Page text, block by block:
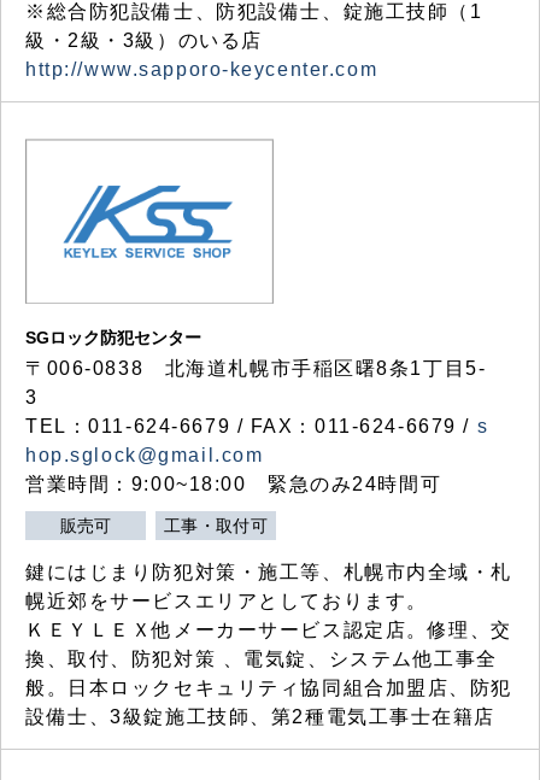
※総合防犯設備士、防犯設備士、錠施工技師（1
級・2級・3級）のいる店
http://www.sapporo-keycenter.com
SGロック防犯センター
〒006-0838 北海道札幌市手稲区曙8条1丁目5-
3
TEL：011-624-6679 / FAX：011-624-6679 / s
hop.sglock@gmail.com
営業時間：9:00~18:00 緊急のみ24時間可
販売可 工事・取付可
鍵にはじまり防犯対策・施工等、札幌市内全域・札
幌近郊をサービスエリアとしております。
ＫＥＹＬＥＸ他メーカーサービス認定店。修理、交
換、取付、防犯対策 、電気錠、システム他工事全
般。日本ロックセキュリティ協同組合加盟店、防犯
設備士、3級錠施工技師、第2種電気工事士在籍店